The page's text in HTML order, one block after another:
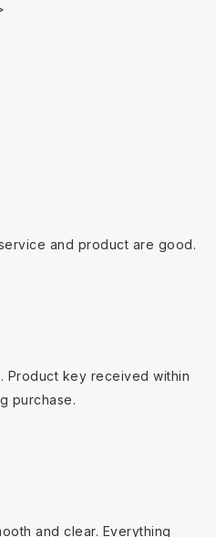
and product are good.
Product key received within
purchase.
and clear. Everything